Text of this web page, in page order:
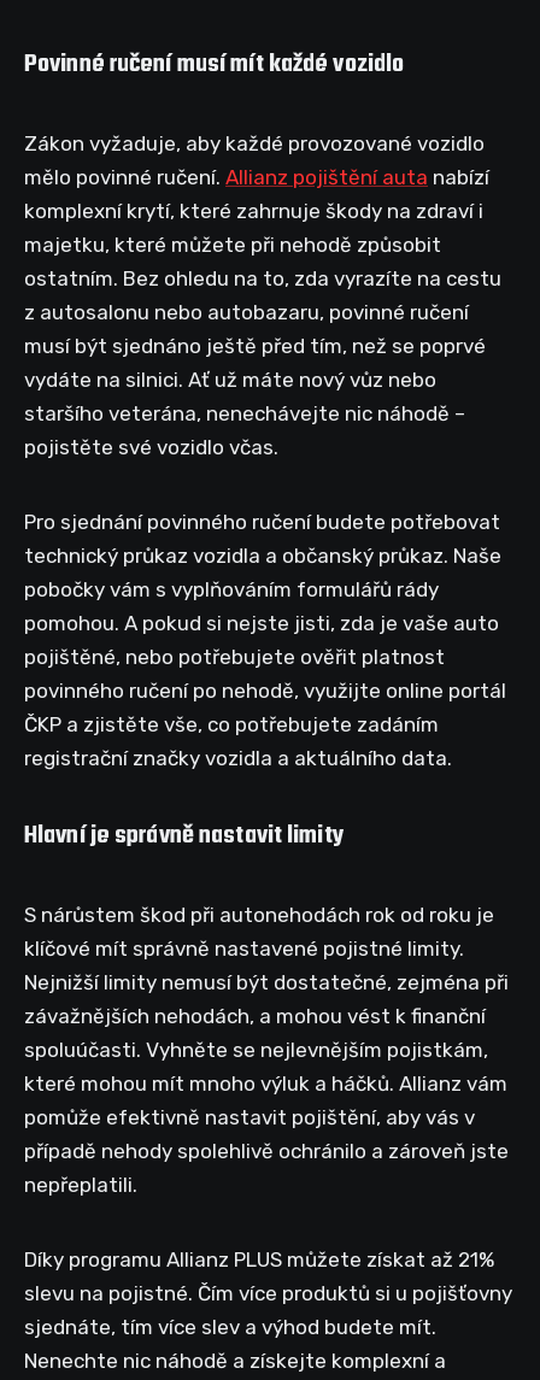
Povinné ručení musí mít každé vozidlo
Zákon vyžaduje, aby každé provozované vozidlo
mělo povinné ručení. Allianz pojištění auta nabízí
komplexní krytí, které zahrnuje škody na zdraví i
majetku, které můžete při nehodě způsobit
ostatním. Bez ohledu na to, zda vyrazíte na cestu
z autosalonu nebo autobazaru, povinné ručení
musí být sjednáno ještě před tím, než se poprvé
vydáte na silnici. Ať už máte nový vůz nebo
staršího veterána, nenechávejte nic náhodě –
pojistěte své vozidlo včas.
Pro sjednání povinného ručení budete potřebovat
technický průkaz vozidla a občanský průkaz. Naše
pobočky vám s vyplňováním formulářů rády
pomohou. A pokud si nejste jisti, zda je vaše auto
pojištěné, nebo potřebujete ověřit platnost
povinného ručení po nehodě, využijte online portál
ČKP a zjistěte vše, co potřebujete zadáním
registrační značky vozidla a aktuálního data.
Hlavní je správně nastavit limity
S nárůstem škod při autonehodách rok od roku je
klíčové mít správně nastavené pojistné limity.
Nejnižší limity nemusí být dostatečné, zejména při
závažnějších nehodách, a mohou vést k finanční
spoluúčasti. Vyhněte se nejlevnějším pojistkám,
které mohou mít mnoho výluk a háčků. Allianz vám
pomůže efektivně nastavit pojištění, aby vás v
případě nehody spolehlivě ochránilo a zároveň jste
nepřeplatili.
Díky programu Allianz PLUS můžete získat až 21%
slevu na pojistné. Čím více produktů si u pojišťovny
sjednáte, tím více slev a výhod budete mít.
Nenechte nic náhodě a získejte komplexní a